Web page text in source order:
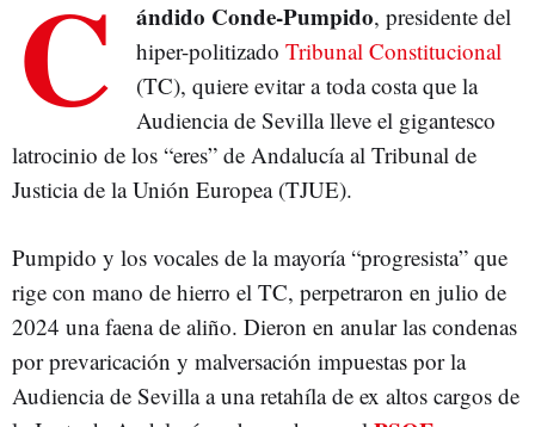
C ándido Conde-Pumpido, presidente del
hiper-politizado Tribunal Constitucional
(TC), quiere evitar a toda costa que la
Audiencia de Sevilla lleve el gigantesco
latrocinio de los “eres” de Andalucía al Tribunal de
Justicia de la Unión Europea (TJUE).
Pumpido y los vocales de la mayoría “progresista” que
rige con mano de hierro el TC, perpetraron en julio de
2024 una faena de aliño. Dieron en anular las condenas
por prevaricación y malversación impuestas por la
Audiencia de Sevilla a una retahíla de ex altos cargos de